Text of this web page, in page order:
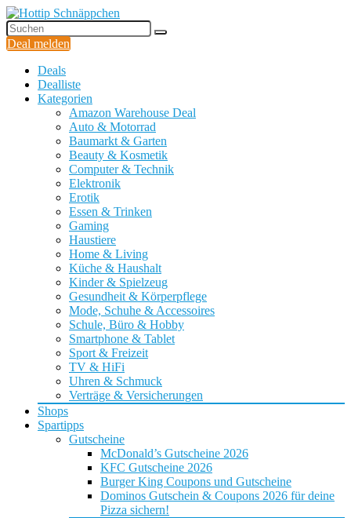
Deal melden
Deals
Dealliste
Kategorien
Amazon Warehouse Deal
Auto & Motorrad
Baumarkt & Garten
Beauty & Kosmetik
Computer & Technik
Elektronik
Erotik
Essen & Trinken
Gaming
Haustiere
Home & Living
Küche & Haushalt
Kinder & Spielzeug
Gesundheit & Körperpflege
Mode, Schuhe & Accessoires
Schule, Büro & Hobby
Smartphone & Tablet
Sport & Freizeit
TV & HiFi
Uhren & Schmuck
Verträge & Versicherungen
Shops
Spartipps
Gutscheine
McDonald’s Gutscheine 2026
KFC Gutscheine 2026
Burger King Coupons und Gutscheine
Dominos Gutschein & Coupons 2026 für deine
Pizza sichern!